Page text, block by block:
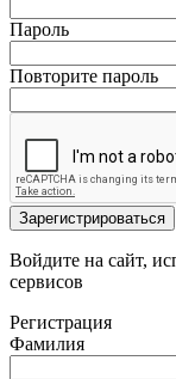
Пароль
Повторите пароль
Зарегистрироваться
Войдите на сайт,
сервисов
Регистрация
Фамилия